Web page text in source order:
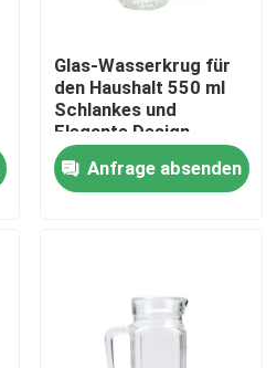
Glas-Wasserkrug für
den Haushalt 550 ml
Schlankes und
Elegante Design
Anfrage absenden